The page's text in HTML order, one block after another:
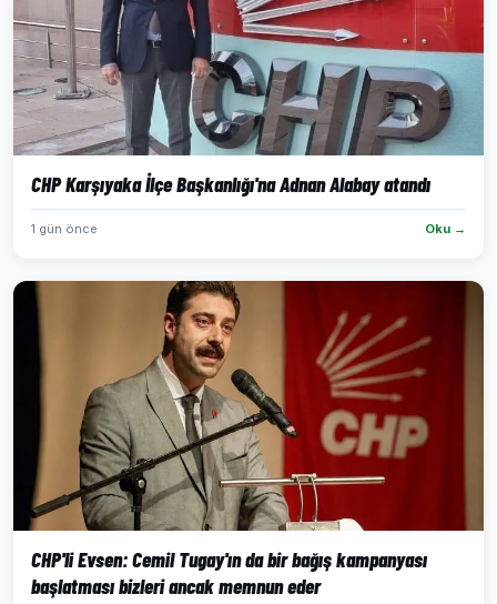
CHP Karşıyaka İlçe Başkanlığı'na Adnan Alabay atandı
1 gün önce Oku →
CHP'li Evsen: Cemil Tugay'ın da bir bağış kampanyası
başlatması bizleri ancak memnun eder